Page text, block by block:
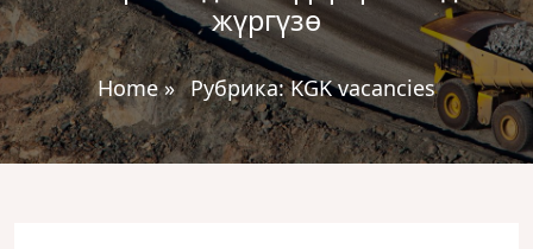
жүргүзө
Home» Рубрика:KGK vacancies